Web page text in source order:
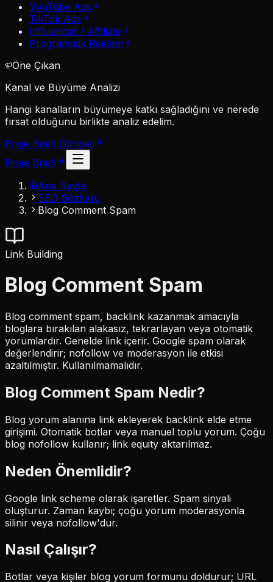
YouTube Ads
TikTok Ads
Influencer / Affiliate
Programatik Reklam
Öne Çıkan
Kanal ve Büyüme Analizi
Hangi kanalların büyümeye katkı sağladığını ve nerede
fırsat olduğunu birlikte analiz edelim.
Proje Briefi Gönder
Proje Briefi
Ana Sayfa
SEO Sözlüğü
Blog Comment Spam
Link Building
Blog Comment Spam
Blog comment spam, backlink kazanmak amacıyla
bloglara bırakılan alakasız, tekrarlayan veya otomatik
yorumlardır. Genelde link içerir. Google spam olarak
değerlendirir; nofollow ve moderasyon ile etkisi
azaltılmıştır. Kullanılmamalıdır.
Blog Comment Spam Nedir?
Blog yorum alanına link ekleyerek backlink elde etme
girişimi. Otomatik botlar veya manuel toplu yorum. Çoğu
blog nofollow kullanır; link equity aktarılmaz.
Neden Önemlidir?
Google link scheme olarak işaretler. Spam sinyali
oluşturur. Zaman kaybı; çoğu yorum moderasyonla
silinir veya nofollow'dur.
Nasıl Çalışır?
Botlar veya kişiler blog yorum formunu doldurur; URL